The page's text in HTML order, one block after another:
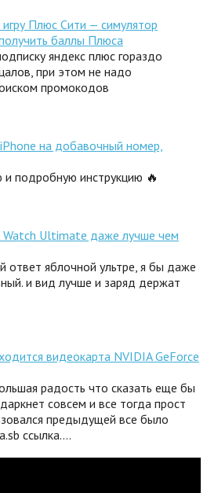
Плюс Сити — симулятор
баллы Плюса
яндекс плюс гораздо
при этом не надо
промокодов
на добавочный номер,
и подробную инструкцию 🔥
Watch Ultimate даже лучше чем
ответ яблочной ультре, я бы даже
и вид лучше и заряд держат
видеокарта NVIDIA GeForce
радость что сказать еще бы
совсем и все тогда прост
предыдущей все было
ссылка.…